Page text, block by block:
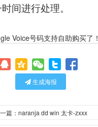
间进行处理。
Voice号码支持自助购买了！
生成海报
一篇：naranja dd win 太卡-zxxx